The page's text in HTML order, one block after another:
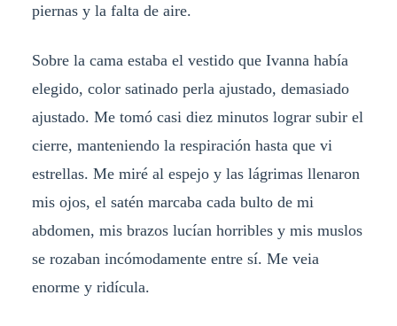
piernas y la falta de aire.
Sobre la cama estaba el vestido que Ivanna había
elegido, color satinado perla ajustado, demasiado
ajustado. Me tomó casi diez minutos lograr subir el
cierre, manteniendo la respiración hasta que vi
estrellas. Me miré al espejo y las lágrimas llenaron
mis ojos, el satén marcaba cada bulto de mi
abdomen, mis brazos lucían horribles y mis muslos
se rozaban incómodamente entre sí. Me veia
enorme y ridícula.